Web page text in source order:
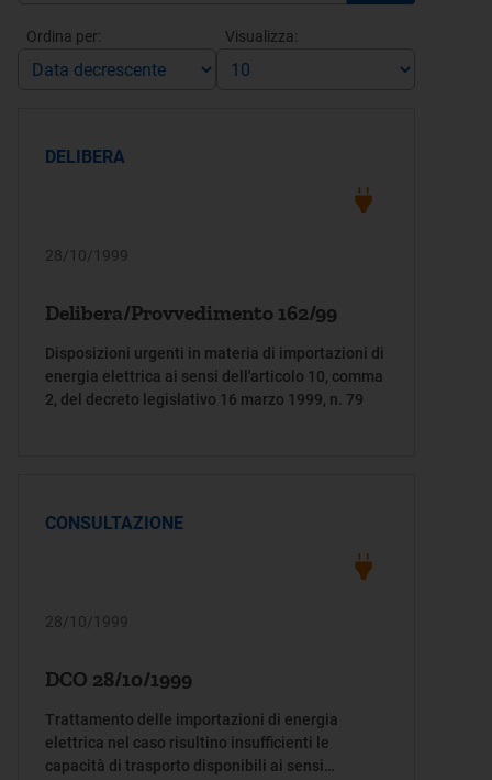
Ordina per: Visualizza:
DELIBERA
28/10/1999
Delibera/Provvedimento 162/99
Disposizioni urgenti in materia di importazioni di
energia elettrica ai sensi dell'articolo 10, comma
2, del decreto legislativo 16 marzo 1999, n. 79
CONSULTAZIONE
28/10/1999
DCO 28/10/1999
Trattamento delle importazioni di energia
elettrica nel caso risultino insufficienti le
capacità di trasporto disponibili ai sensi